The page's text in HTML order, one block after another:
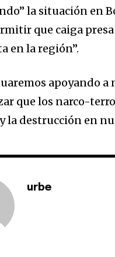
la situación en
que caiga
en la región”.
apoyando a
que los narco-
la destrucción en
urbe